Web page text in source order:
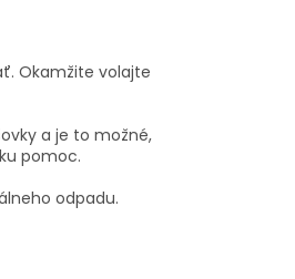
Okamžite volajte
a je to možné,
pomoc.
odpadu.